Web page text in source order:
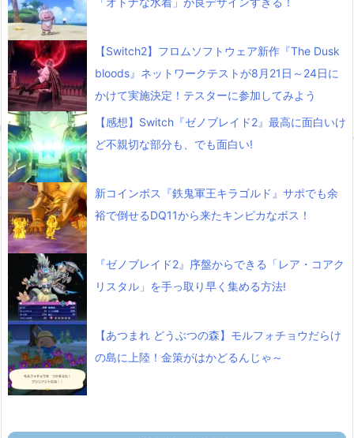
【Switch2】フロムソフトウェア新作『The Dusk
bloods』ネットワークテストが8月21日～24日に
かけて実施決定！テスターに参加してみよう
【感想】Switch『ゼノブレイド2』最高に面白いけ
ど不親切な部分も、でも面白い!
新コインボス『鉄鬼軍王キラゴルド』サポでも余
裕で倒せるDQ11から来たキンピカなボス！
『ゼノブレイド2』序盤からできる「レア・コアク
リスタル」を手っ取り早く集める方法!
【あつまれ どうぶつの森】モルフォチョウだらけ
の島に上陸！金策がはかどるんじゃ～